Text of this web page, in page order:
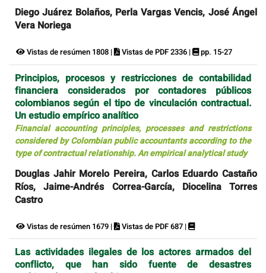
Diego Juárez Bolaños, Perla Vargas Vencis, José Ángel
Vera Noriega
Vistas de resúmen 1808 | Vistas de PDF 2336 | pp. 15-27
Principios, procesos y restricciones de contabilidad
financiera considerados por contadores públicos
colombianos según el tipo de vinculación contractual.
Un estudio empírico analítico
Financial accounting principles, processes and restrictions
considered by Colombian public accountants according to the
type of contractual relationship. An empirical analytical study
Douglas Jahir Morelo Pereira, Carlos Eduardo Castaño
Ríos, Jaime-Andrés Correa-García, Diocelina Torres
Castro
Vistas de resúmen 1679 | Vistas de PDF 687 |
Las actividades ilegales de los actores armados del
conflicto, que han sido fuente de desastres